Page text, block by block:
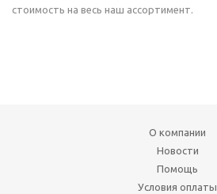
стоимость на весь наш ассортимент.
О компании
Новости
Помощь
Условия оплаты